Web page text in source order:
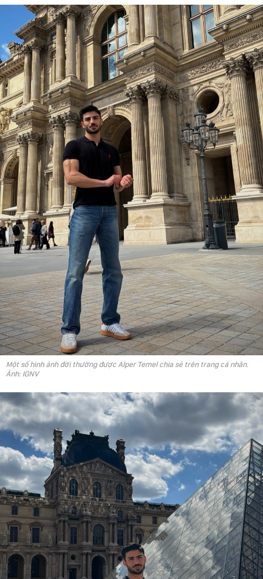
Một số hình ảnh đời thường được Alper Temel chia sẻ trên trang cá nhân.
Ảnh: IGNV